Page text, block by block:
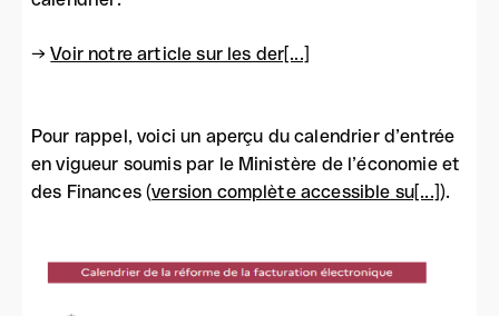
→Voir notre article sur les der[...]
Pour rappel, voici un aperçu du calendrier d’entrée
en vigueur soumis par le Ministère de l’économie et
des Finances (version complète accessible su[...]).